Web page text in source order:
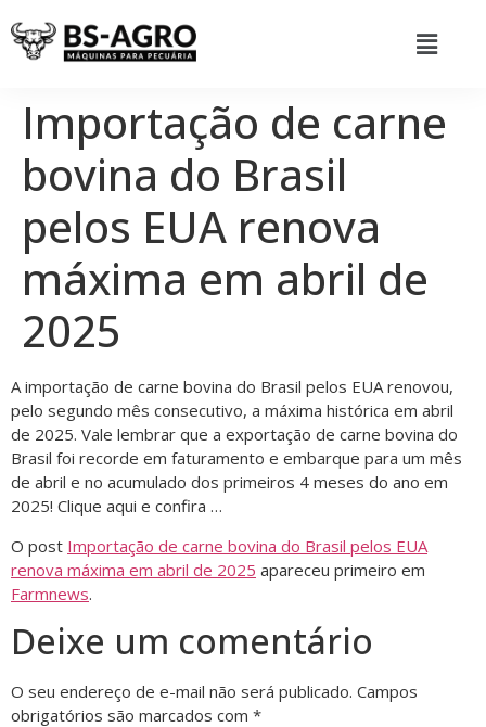
Importação de carne
bovina do Brasil
pelos EUA renova
máxima em abril de
2025
A importação de carne bovina do Brasil pelos EUA renovou,
pelo segundo mês consecutivo, a máxima histórica em abril
de 2025. Vale lembrar que a exportação de carne bovina do
Brasil foi recorde em faturamento e embarque para um mês
de abril e no acumulado dos primeiros 4 meses do ano em
2025! Clique aqui e confira …
O post Importação de carne bovina do Brasil pelos EUA
renova máxima em abril de 2025 apareceu primeiro em
Farmnews.
Deixe um comentário
O seu endereço de e-mail não será publicado. Campos
obrigatórios são marcados com *